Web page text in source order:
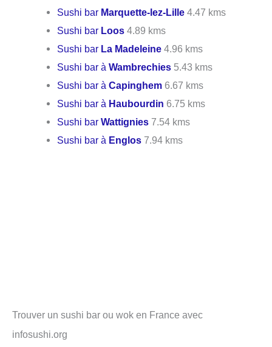
Sushi bar Marquette-lez-Lille 4.47 kms
Sushi bar Loos 4.89 kms
Sushi bar La Madeleine 4.96 kms
Sushi bar àWambrechies 5.43 kms
Sushi bar àCapinghem 6.67 kms
Sushi bar à Haubourdin 6.75 kms
Sushi barWattignies 7.54 kms
Sushi bar à Englos 7.94 kms
Trouver un sushi bar ou wok en France avec
infosushi.org